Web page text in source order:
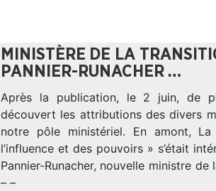
MINISTÈRE DE LA
PANNIER-RUNACHER …
Après la publication, le 2 juin, de
découvert les attributions des divers
notre pôle ministériel. En amont,
l’influence et des pouvoirs » s’était
Pannier-Runacher, nouvelle ministre
– –